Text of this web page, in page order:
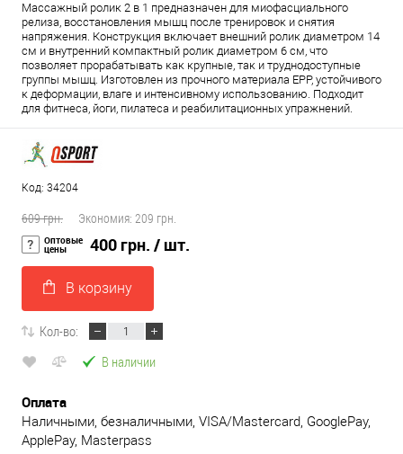
Массажный ролик 2 в 1 предназначен для миофасциального
релиза, восстановления мышц после тренировок и снятия
напряжения. Конструкция включает внешний ролик диаметром 14
см и внутренний компактный ролик диаметром 6 см, что
позволяет прорабатывать как крупные, так и труднодоступные
группы мышц. Изготовлен из прочного материала EPP, устойчивого
к деформации, влаге и интенсивному использованию. Подходит
для фитнеса, йоги, пилатеса и реабилитационных упражнений.
Код: 34204
609 грн. Экономия: 209 грн.
Оптовые
цены 400 грн. / шт.
В корзину
Кол-во:
В наличии
Оплата
Наличными, безналичными, VISA/Mastercard, GooglePay,
ApplePay, Masterpass